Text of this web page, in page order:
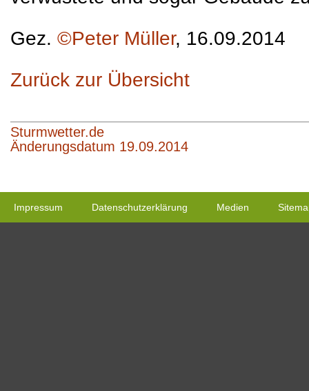
Gez. ©Peter Müller, 16.09.2014
Zurück zur Übersicht
Sturmwetter.de
Änderungsdatum 19.09.2014
Impressum Datenschutzerklärung Medien